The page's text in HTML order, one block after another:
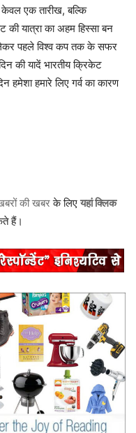
एक तारीख, बल्कि
की यात्रा का अहम हिस्सा बन
पहले विश्व कप तक के सफर
की यादें भारतीय क्रिकेट
हमेशा हमारे लिए गर्व का कारण
की खबरके लिए यहां क्लिक
हैं।